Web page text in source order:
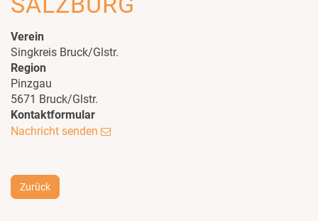
Verein
Singkreis Bruck/Glstr.
Region
Pinzgau
5671 Bruck/Glstr.
Kontaktformular
Nachricht senden
Zurück